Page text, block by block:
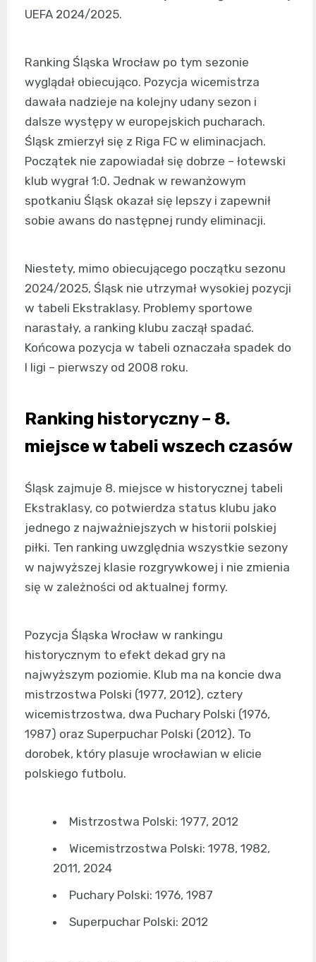
UEFA 2024/2025.
Ranking Śląska Wrocław po tym sezonie
wyglądał obiecująco. Pozycja wicemistrza
dawała nadzieje na kolejny udany sezon i
dalsze występy w europejskich pucharach.
Śląsk zmierzył się z Riga FC w eliminacjach.
Początek nie zapowiadał się dobrze – łotewski
klub wygrał 1:0. Jednak w rewanżowym
spotkaniu Śląsk okazał się lepszy i zapewnił
sobie awans do następnej rundy eliminacji.
Niestety, mimo obiecującego początku sezonu
2024/2025, Śląsk nie utrzymał wysokiej pozycji
w tabeli Ekstraklasy. Problemy sportowe
narastały, a ranking klubu zaczął spadać.
Końcowa pozycja w tabeli oznaczała spadek do
I ligi – pierwszy od 2008 roku.
Ranking historyczny – 8.
miejsce w tabeli wszech czasów
Śląsk zajmuje 8. miejsce w historycznej tabeli
Ekstraklasy, co potwierdza status klubu jako
jednego z najważniejszych w historii polskiej
piłki. Ten ranking uwzględnia wszystkie sezony
w najwyższej klasie rozgrywkowej i nie zmienia
się w zależności od aktualnej formy.
Pozycja Śląska Wrocław w rankingu
historycznym to efekt dekad gry na
najwyższym poziomie. Klub ma na koncie dwa
mistrzostwa Polski (1977, 2012), cztery
wicemistrzostwa, dwa Puchary Polski (1976,
1987) oraz Superpuchar Polski (2012). To
dorobek, który plasuje wrocławian w elicie
polskiego futbolu.
Mistrzostwa Polski: 1977, 2012
Wicemistrzostwa Polski: 1978, 1982,
2011, 2024
Puchary Polski: 1976, 1987
Superpuchar Polski: 2012